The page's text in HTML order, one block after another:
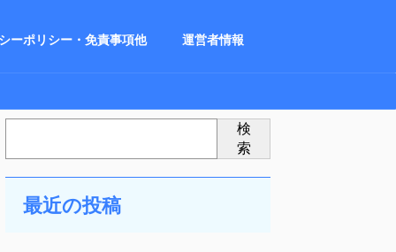
ーポリシー・免責事項他 運営者情報
検
索
最近の投稿